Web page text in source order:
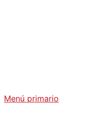
Menú primario